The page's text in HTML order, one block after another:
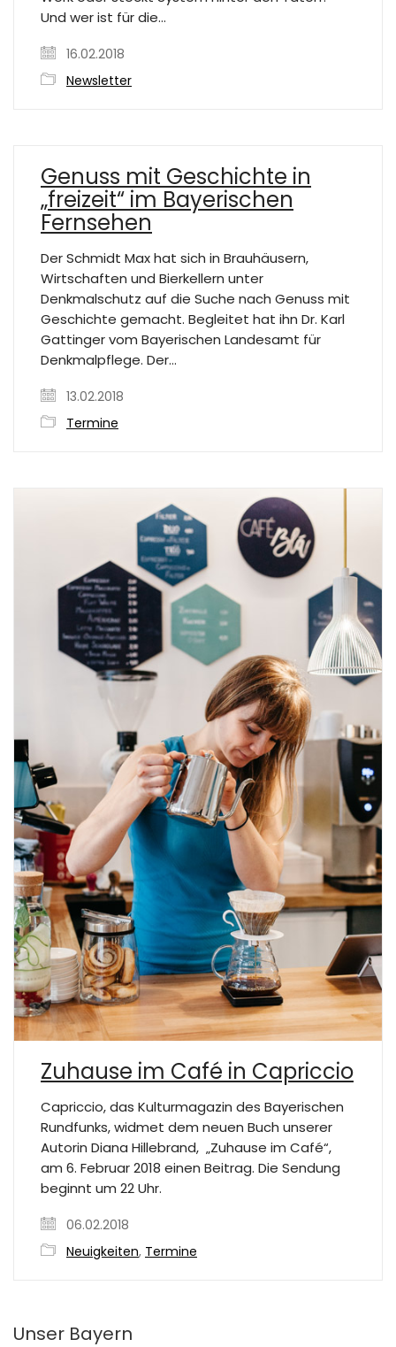
Und wer ist für die…
16.02.2018
Newsletter
Genuss mit Geschichte in
„freizeit“ im Bayerischen
Fernsehen
Der Schmidt Max hat sich in Brauhäusern,
Wirtschaften und Bierkellern unter
Denkmalschutz auf die Suche nach Genuss mit
Geschichte gemacht. Begleitet hat ihn Dr. Karl
Gattinger vom Bayerischen Landesamt für
Denkmalpflege. Der…
13.02.2018
Termine
Zuhause im Café in Capriccio
Capriccio, das Kulturmagazin des Bayerischen
Rundfunks, widmet dem neuen Buch unserer
Autorin Diana Hillebrand, „Zuhause im Café“,
am 6. Februar 2018 einen Beitrag. Die Sendung
beginnt um 22 Uhr.
06.02.2018
Neuigkeiten, Termine
Unser Bayern